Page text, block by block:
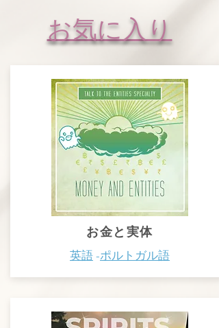
お気に入り
お金と実体
英語 -ポルトガル語